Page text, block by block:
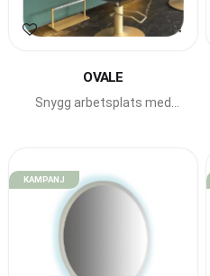
Lägg till i favoriter
OVALE
Snygg arbetsplats med
KAMPANJ